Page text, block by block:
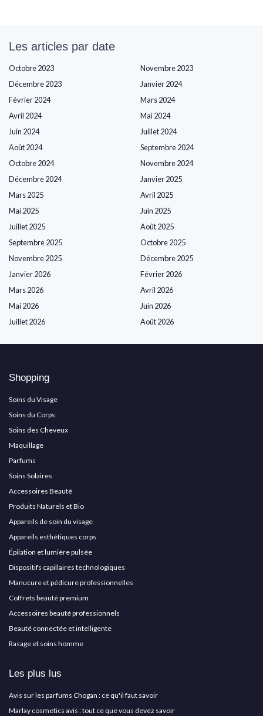
Les articles par date
Octobre 2023
Novembre 2023
Décembre 2023
Janvier 2024
Février 2024
Mars 2024
Avril 2024
Mai 2024
Juin 2024
Juillet 2024
Août 2024
Septembre 2024
Octobre 2024
Novembre 2024
Décembre 2024
Janvier 2025
Mars 2025
Avril 2025
Mai 2025
Juin 2025
Juillet 2025
Août 2025
Septembre 2025
Octobre 2025
Novembre 2025
Décembre 2025
Janvier 2026
Février 2026
Mars 2026
Avril 2026
Mai 2026
Juin 2026
Juillet 2026
Août 2026
Shopping
Soins du Visage
Soins du Corps
Soins des Cheveux
Maquillage
Parfums
Soins Solaires
Accessoires Beauté
Produits Naturels et Bio
Appareils de soin du visage
Appareils esthétiques corps
Épilation et lumière pulsée
Dispositifs capillaires technologiques
Manucure et pédicure professionnelles
Coffrets beauté premium
Accessoires beauté professionnels
Beauté connectée et intelligente
Rasage et soins homme
Les plus lus
Avis sur les parfums Chogan : ce qu'il faut savoir
Marlay cosmetics avis : tout ce que vous devez savoir